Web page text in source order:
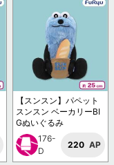
【スンスン】パペット
スンスン ベーカリーBI
Gぬいぐるみ
176-
D
220 AP